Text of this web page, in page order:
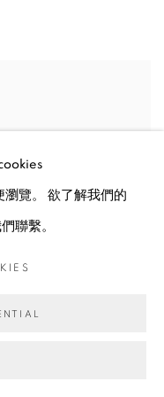
覽。 欲了解我們的
聯繫。